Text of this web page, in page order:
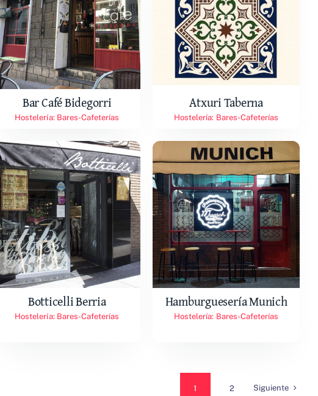
Bar Café Bidegorri
Hostelería: Bares-Cafeterías
Atxuri Taberna
Hostelería: Bares-Cafeterías
Botticelli Berria
Hostelería: Bares-Cafeterías
Hamburguesería Munich
Hostelería: Bares-Cafeterías
1 2 Siguiente